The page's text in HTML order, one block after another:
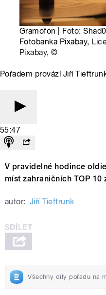
Gramofon | Foto:
Fotobanka Pixabay,
Pixabay,©
Pořadem provází Jiří
55:47
V pravidelné hodince
míst zahraničních TOP 10
autor: Jiří Tieftrunk
Všechny díly pořadu na